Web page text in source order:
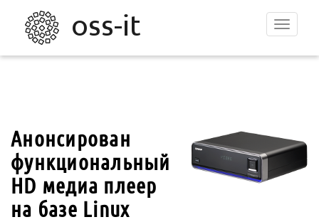
Toggle
Анонсирован
функциональный
HD медиа плеер
на базе Linux